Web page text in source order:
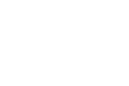
von Risiken und
bei
können, ist ein
Anleitung für